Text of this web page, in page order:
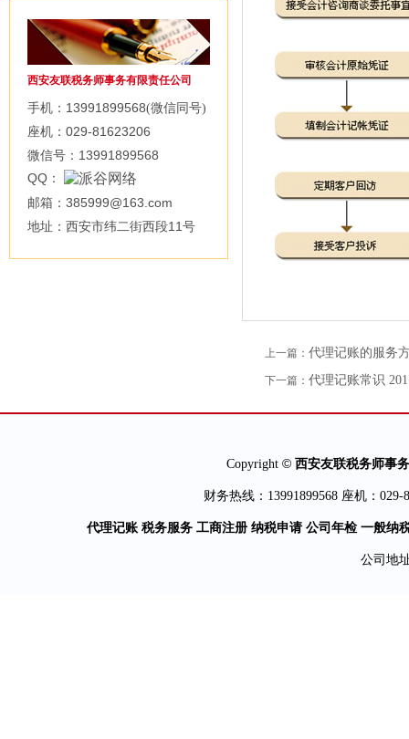
西安友联税务师事务有限责任公司
手机： 13991899568(微信同号)
座机： 029-81623206
微信号： 13991899568
QQ ：
邮箱： 385999@163.com
地址：西安市纬二街西段11 号
上一篇： 代理记账的服务
下一篇： 代理记账常识
Copyright © 西安友联税务师事
财务热线：13991899568 座机：029-
代理记账 税务服务 工商注册 纳税申请 公司年检 一般纳
公司地